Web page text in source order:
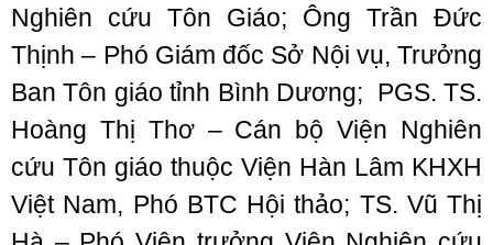
Nghiên cứu Tôn Giáo; Ông Trần Đức
Thịnh – Phó Giám đốc Sở Nội vụ, Trưởng
Ban Tôn giáo tỉnh Bình Dương; PGS. TS.
Hoàng Thị Thơ – Cán bộ Viện Nghiên
cứu Tôn giáo thuộc Viện Hàn Lâm KHXH
Việt Nam, Phó BTC Hội thảo; TS. Vũ Thị